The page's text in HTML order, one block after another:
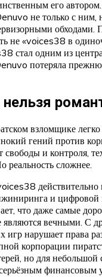
его
не только с ним,
обходами.
не «voices38 в
стал одним из
потеряла
взломщике
гений против
и контроля,
реальность сложнее.
действительно
и цифровой
что даже самые
вечными. С
игр нарушает права
корпорации
но для
финансовым